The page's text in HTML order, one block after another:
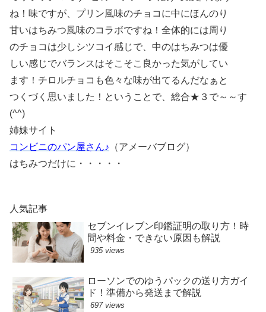
ね！味ですが、プリン風味のチョコに中にほんのり
甘いはちみつ風味のコラボですね！全体的には周り
のチョコは少しシツコイ感じで、中のはちみつは優
しい感じでバランスはそこそこ良かった気がしてい
ます！チロルチョコも色々な味が出てるんだなぁと
つくづく思いました！ということで、総合★３で～～す
(^^)
姉妹サイト
コンビニのパン屋さん♪ （アメーバブログ）
はちみつだけに・・・・・
人気記事
セブンイレブン印鑑証明の取り方！時
間や料金・できない原因も解説
935 views
ローソンでのゆうパックの送り方ガイ
ド！準備から発送まで解説
697 views